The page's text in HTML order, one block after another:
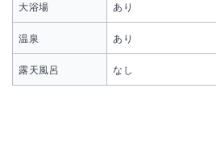
大浴場 あり
温泉 あり
露天風呂 なし